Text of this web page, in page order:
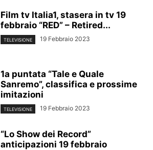
Film tv Italia1, stasera in tv 19
febbraio “RED” – Retired...
TELEVISIONE 19 Febbraio 2023
1a puntata “Tale e Quale
Sanremo”, classifica e prossime
imitazioni
TELEVISIONE 19 Febbraio 2023
“Lo Show dei Record”
anticipazioni 19 febbraio